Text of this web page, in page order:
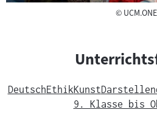
©Copyright
UCM.ONE
DeutschEthikKunst
9. Klasse bis